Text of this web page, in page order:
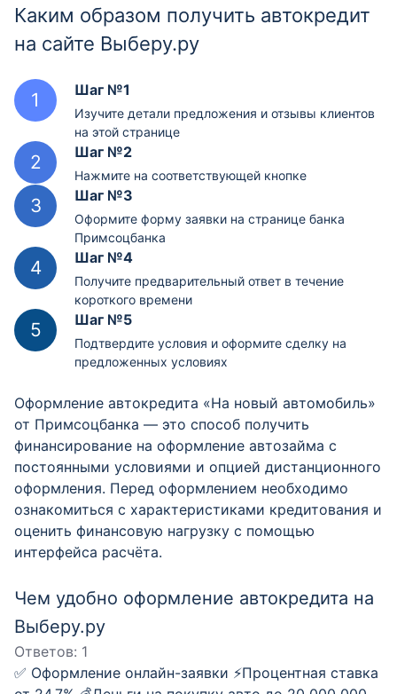
Каким образом получить автокредит
на сайте Выберу.ру
Шаг №1
Изучите детали предложения и отзывы клиентов
на этой странице
Шаг №2
Нажмите на соответствующей кнопке
Шаг №3
Оформите форму заявки на странице банка
Примсоцбанка
Шаг №4
Получите предварительный ответ в течение
короткого времени
Шаг №5
Подтвердите условия и оформите сделку на
предложенных условиях
Оформление автокредита «На новый автомобиль»
от Примсоцбанка — это способ получить
финансирование на оформление автозайма с
постоянными условиями и опцией дистанционного
оформления. Перед оформлением необходимо
ознакомиться с характеристиками кредитования и
оценить финансовую нагрузку с помощью
интерфейса расчёта.
Чем удобно оформление автокредита на
Выберу.ру
Ответов: 1
✅ Оформление онлайн-заявки ⚡️Процентная ставка